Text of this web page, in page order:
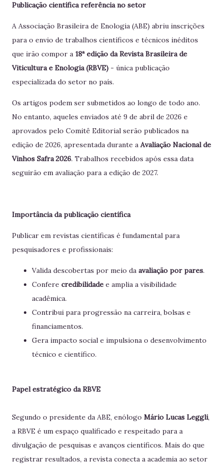
Publicação científica referência no setor
A Associação Brasileira de Enologia (ABE) abriu inscrições
para o envio de trabalhos científicos e técnicos inéditos
que irão compor a 18ª edição da Revista Brasileira de
Viticultura e Enologia (RBVE) - única publicação
especializada do setor no país.
Os artigos podem ser submetidos ao longo de todo ano.
No entanto, aqueles enviados até 9 de abril de 2026 e
aprovados pelo Comitê Editorial serão publicados na
edição de 2026, apresentada durante a Avaliação Nacional de
Vinhos Safra 2026. Trabalhos recebidos após essa data
seguirão em avaliação para a edição de 2027.
Importância da publicação científica
Publicar em revistas científicas é fundamental para
pesquisadores e profissionais:
Valida descobertas por meio da avaliação por pares.
Confere credibilidade e amplia a visibilidade
acadêmica.
Contribui para progressão na carreira, bolsas e
financiamentos.
Gera impacto social e impulsiona o desenvolvimento
técnico e científico.
Papel estratégico da RBVE
Segundo o presidente da ABE, enólogo Mário Lucas Leggli,
a RBVE é um espaço qualificado e respeitado para a
divulgação de pesquisas e avanços científicos. Mais do que
registrar resultados, a revista conecta a academia ao setor